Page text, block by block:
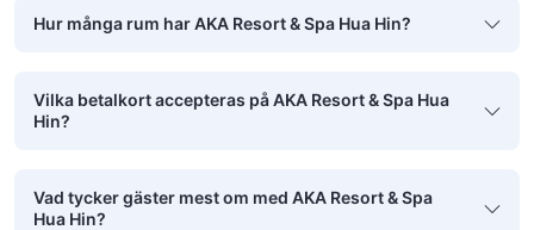
Hur många rum har AKA Resort & Spa Hua Hin?
Vilka betalkort accepteras på AKA Resort & Spa Hua
Hin?
Vad tycker gäster mest om med AKA Resort & Spa
Hua Hin?